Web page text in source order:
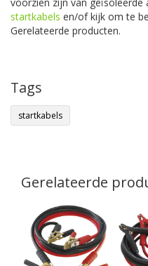
startkabels en/of kijk om te
Gerelateerde producten.
Tags
startkabels
Gerelateerde